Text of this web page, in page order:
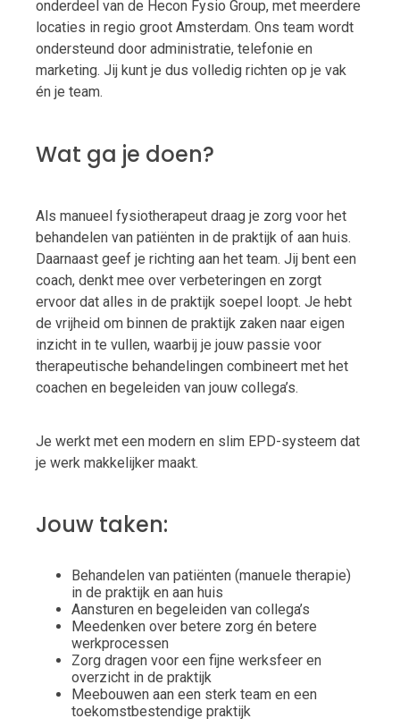
onderdeel van de Hecon Fysio Group, met meerdere
locaties in regio groot Amsterdam. Ons team wordt
ondersteund door administratie, telefonie en
marketing. Jij kunt je dus volledig richten op je vak
én je team.
Wat ga je doen?
Als manueel fysiotherapeut draag je zorg voor het
behandelen van patiënten in de praktijk of aan huis.
Daarnaast geef je richting aan het team. Jij bent een
coach, denkt mee over verbeteringen en zorgt
ervoor dat alles in de praktijk soepel loopt. Je hebt
de vrijheid om binnen de praktijk zaken naar eigen
inzicht in te vullen, waarbij je jouw passie voor
therapeutische behandelingen combineert met het
coachen en begeleiden van jouw collega’s.
Je werkt met een modern en slim EPD-systeem dat
je werk makkelijker maakt.
Jouw taken:
Behandelen van patiënten (manuele therapie)
in de praktijk en aan huis
Aansturen en begeleiden van collega’s
Meedenken over betere zorg én betere
werkprocessen
Zorg dragen voor een fijne werksfeer en
overzicht in de praktijk
Meebouwen aan een sterk team en een
toekomstbestendige praktijk